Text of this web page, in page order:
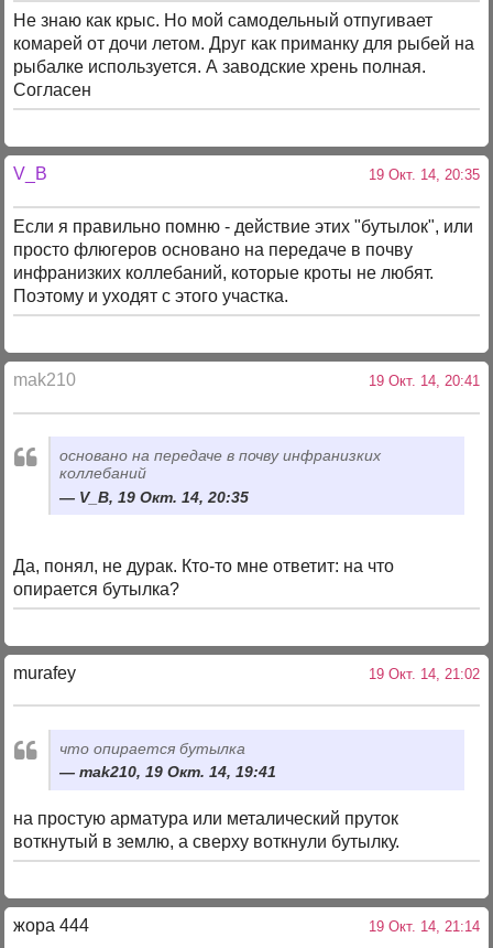
Не знаю как крыс. Но мой самодельный отпугивает
комарей от дочи летом. Друг как приманку для рыбей на
рыбалке используется. А заводские хрень полная.
Согласен
V_B 19 Окт. 14, 20:35
Если я правильно помню - действие этих "бутылок", или
просто флюгеров основано на передаче в почву
инфранизких коллебаний, которые кроты не любят.
Поэтому и уходят с этого участка.
mak210 19 Окт. 14, 20:41
основано на передаче в почву инфранизких
коллебаний
V_B, 19 Окт. 14, 20:35
Да, понял, не дурак. Кто-то мне ответит: на что
опирается бутылка?
murafey 19 Окт. 14, 21:02
что опирается бутылка
mak210, 19 Окт. 14, 19:41
на простую арматура или металический пруток
воткнутый в землю, а сверху воткнули бутылку.
жора 444 19 Окт. 14, 21:14